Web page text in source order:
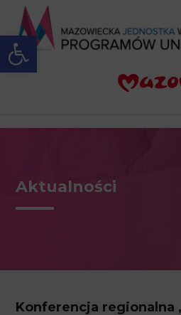
Open toolbar
Aktualności
Konferencja regionalna